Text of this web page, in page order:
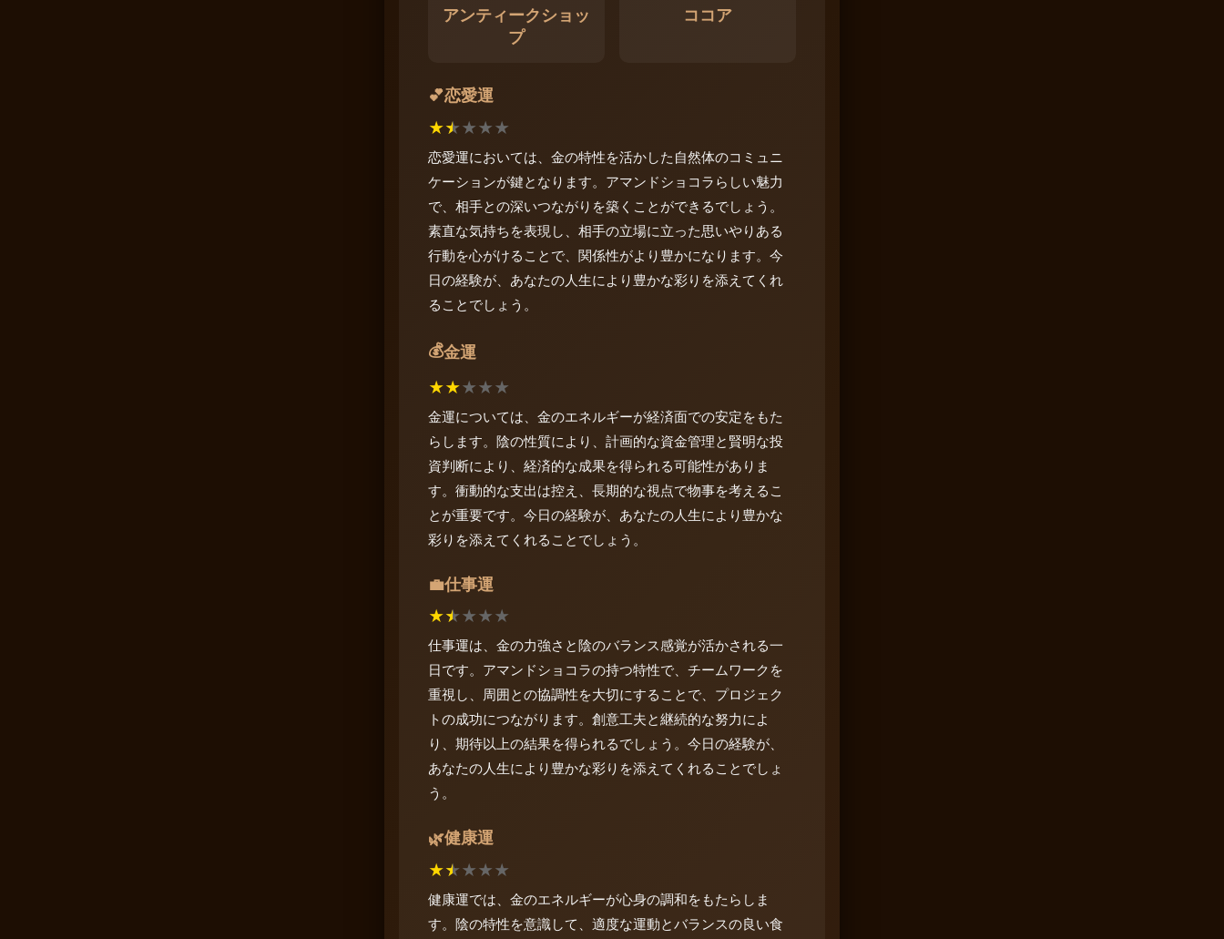
アンティークショッ
プ
ココア
💕恋愛運
★★★★★
恋愛運においては、金の特性を活かした自然体のコミュニ
ケーションが鍵となります。アマンドショコラらしい魅力
で、相手との深いつながりを築くことができるでしょう。
素直な気持ちを表現し、相手の立場に立った思いやりある
行動を心がけることで、関係性がより豊かになります。今
日の経験が、あなたの人生により豊かな彩りを添えてくれ
ることでしょう。
💰金運
★★★★★
金運については、金のエネルギーが経済面での安定をもた
らします。陰の性質により、計画的な資金管理と賢明な投
資判断により、経済的な成果を得られる可能性がありま
す。衝動的な支出は控え、長期的な視点で物事を考えるこ
とが重要です。今日の経験が、あなたの人生により豊かな
彩りを添えてくれることでしょう。
💼仕事運
★★★★★
仕事運は、金の力強さと陰のバランス感覚が活かされる一
日です。アマンドショコラの持つ特性で、チームワークを
重視し、周囲との協調性を大切にすることで、プロジェク
トの成功につながります。創意工夫と継続的な努力によ
り、期待以上の結果を得られるでしょう。今日の経験が、
あなたの人生により豊かな彩りを添えてくれることでしょ
う。
🌿健康運
★★★★★
健康運では、金のエネルギーが心身の調和をもたらしま
す。陰の特性を意識して、適度な運動とバランスの良い食